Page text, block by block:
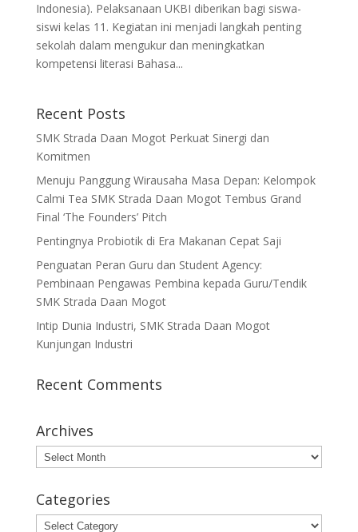
Indonesia). Pelaksanaan UKBI diberikan bagi siswa-
siswi kelas 11. Kegiatan ini menjadi langkah penting
sekolah dalam mengukur dan meningkatkan
kompetensi literasi Bahasa...
Recent Posts
SMK Strada Daan Mogot Perkuat Sinergi dan
Komitmen
Menuju Panggung Wirausaha Masa Depan: Kelompok
Calmi Tea SMK Strada Daan Mogot Tembus Grand
Final ‘The Founders’ Pitch
Pentingnya Probiotik di Era Makanan Cepat Saji
Penguatan Peran Guru dan Student Agency:
Pembinaan Pengawas Pembina kepada Guru/Tendik
SMK Strada Daan Mogot
Intip Dunia Industri, SMK Strada Daan Mogot
Kunjungan Industri
Recent Comments
Archives
Archives
Categories
Categories